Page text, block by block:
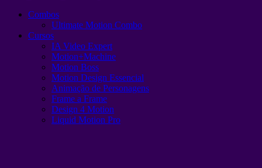
Combos
Ultimate Motion Combo
Cursos
IA Video Expert
Motion+Machine
Motion Boss
Motion Design Essencial
Animação de Personagens
Frame a Frame
Design 4 Motion
Liquid Motion Pro